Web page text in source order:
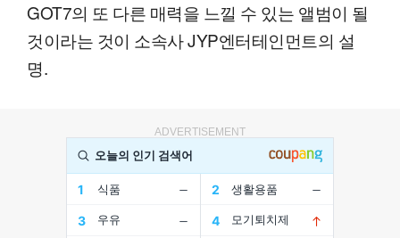
GOT7의 또 다른 매력을 느낄 수 있는 앨범이 될
것이라는 것이 소속사 JYP엔터테인먼트의 설
명.
ADVERTISEMENT